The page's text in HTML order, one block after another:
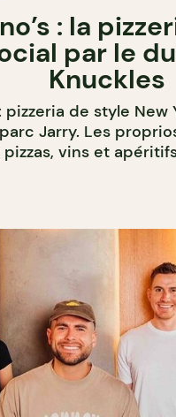
: la
par le
Knuckles
pizzeria de style New
Jarry. Les
vins et